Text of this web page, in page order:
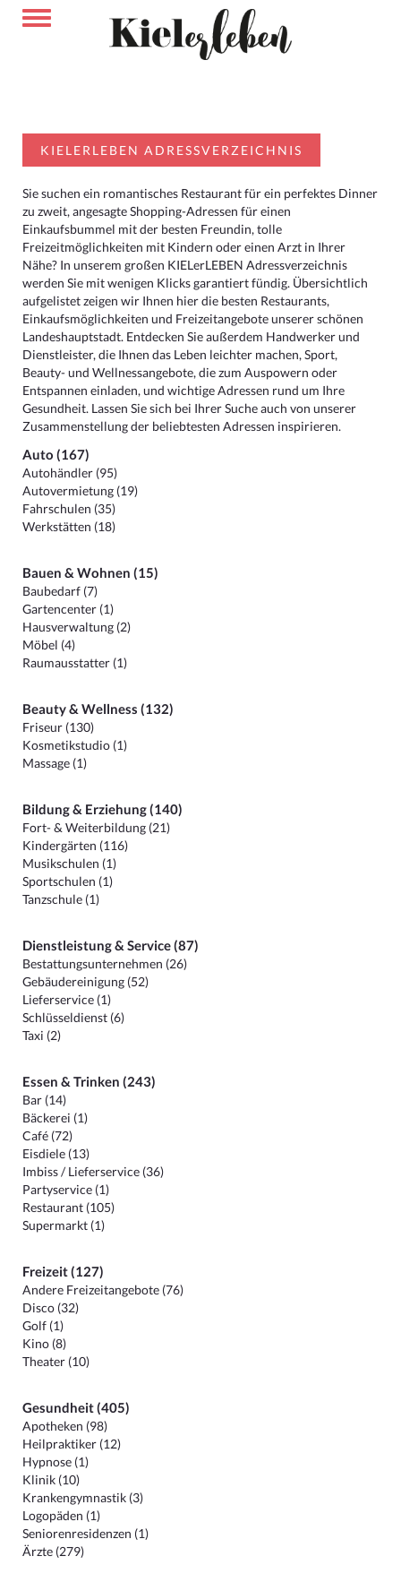
KIELERLEBEN ADRESSVERZEICHNIS
Sie suchen ein romantisches Restaurant für ein perfektes Dinner
zu zweit, angesagte Shopping-Adressen für einen
Einkaufsbummel mit der besten Freundin, tolle
Freizeitmöglichkeiten mit Kindern oder einen Arzt in Ihrer
Nähe? In unserem großen KIELerLEBEN Adressverzeichnis
werden Sie mit wenigen Klicks garantiert fündig. Übersichtlich
aufgelistet zeigen wir Ihnen hier die besten Restaurants,
Einkaufsmöglichkeiten und Freizeitangebote unserer schönen
Landeshauptstadt. Entdecken Sie außerdem Handwerker und
Dienstleister, die Ihnen das Leben leichter machen, Sport,
Beauty- und Wellnessangebote, die zum Auspowern oder
Entspannen einladen, und wichtige Adressen rund um Ihre
Gesundheit. Lassen Sie sich bei Ihrer Suche auch von unserer
Zusammenstellung der beliebtesten Adressen inspirieren.
Auto (167)
Autohändler (95)
Autovermietung (19)
Fahrschulen (35)
Werkstätten (18)
Bauen & Wohnen (15)
Baubedarf (7)
Gartencenter (1)
Hausverwaltung (2)
Möbel (4)
Raumausstatter (1)
Beauty & Wellness (132)
Friseur (130)
Kosmetikstudio (1)
Massage (1)
Bildung & Erziehung (140)
Fort- & Weiterbildung (21)
Kindergärten (116)
Musikschulen (1)
Sportschulen (1)
Tanzschule (1)
Dienstleistung & Service (87)
Bestattungsunternehmen (26)
Gebäudereinigung (52)
Lieferservice (1)
Schlüsseldienst (6)
Taxi (2)
Essen & Trinken (243)
Bar (14)
Bäckerei (1)
Café (72)
Eisdiele (13)
Imbiss / Lieferservice (36)
Partyservice (1)
Restaurant (105)
Supermarkt (1)
Freizeit (127)
Andere Freizeitangebote (76)
Disco (32)
Golf (1)
Kino (8)
Theater (10)
Gesundheit (405)
Apotheken (98)
Heilpraktiker (12)
Hypnose (1)
Klinik (10)
Krankengymnastik (3)
Logopäden (1)
Seniorenresidenzen (1)
Ärzte (279)